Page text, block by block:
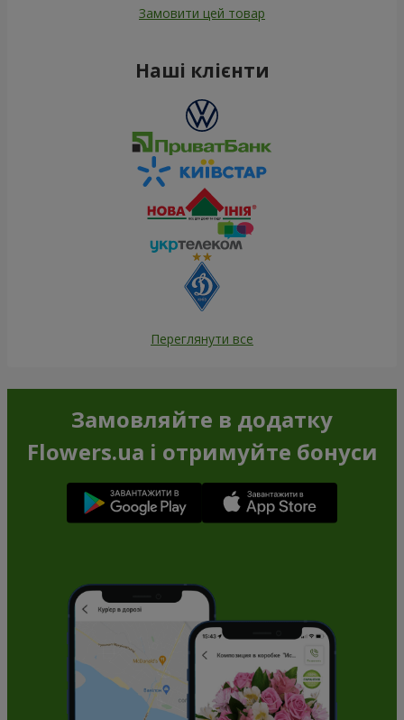
Замовити цей товар
Наші клієнти
Переглянути все
Замовляйте в додатку
Flowers.ua і отримуйте бонуси